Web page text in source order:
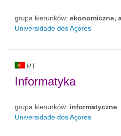
grupa kierunków: ekonomiczne,
Universidade dos Açores
PT
Informatyka
grupa kierunków: informatyczne
Universidade dos Açores